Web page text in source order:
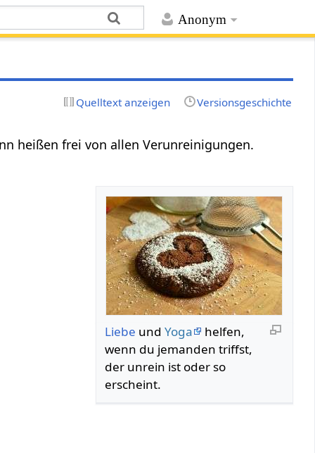
Anonym
Quelltext anzeigen Versionsgeschichte
heißen frei von allen Verunreinigungen.
Liebe undYoga
helfen,
wenn du jemanden triffst,
der unrein ist oder so
erscheint.